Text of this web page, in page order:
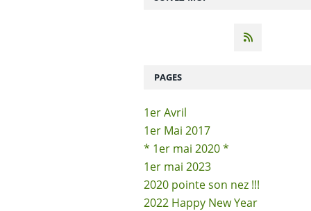
PAGES
1er Avril
1er Mai 2017
* 1er mai 2020 *
1er mai 2023
2020 pointe son nez !!!
2022 Happy New Year